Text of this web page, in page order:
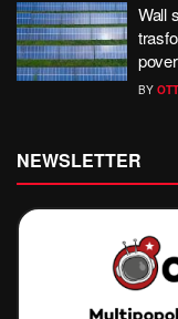
Wall
BY
NEWSLETTER